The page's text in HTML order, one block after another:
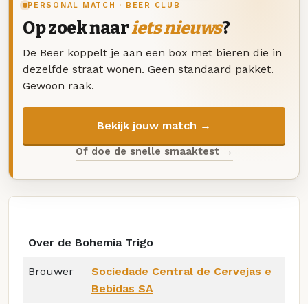
PERSONAL MATCH · BEER CLUB
Op zoek naariets nieuws?
De Beer koppelt je aan een box met bieren die in
dezelfde straat wonen. Geen standaard pakket.
Gewoon raak.
Bekijk jouw match →
Of doe de snelle smaaktest →
Over de Bohemia Trigo
Brouwer
Sociedade Central de Cervejas e
Bebidas SA